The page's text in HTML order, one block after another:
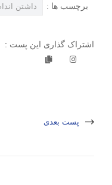
برچسب ها : داشتن
اشتراک گذاری این پست :
پست بعدی